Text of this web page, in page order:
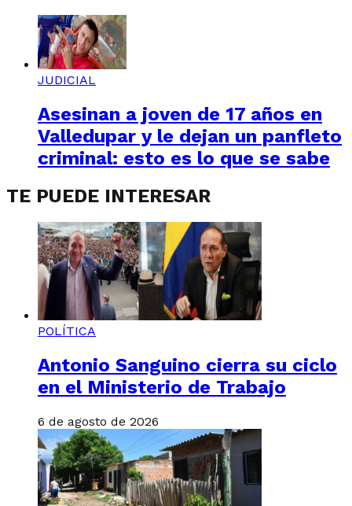
JUDICIAL
Asesinan a joven de 17 años en
Valledupar y le dejan un panfleto
criminal: esto es lo que se sabe
TE PUEDE INTERESAR
POLÍTICA
Antonio Sanguino cierra su ciclo
en el Ministerio de Trabajo
6 de agosto de 2026